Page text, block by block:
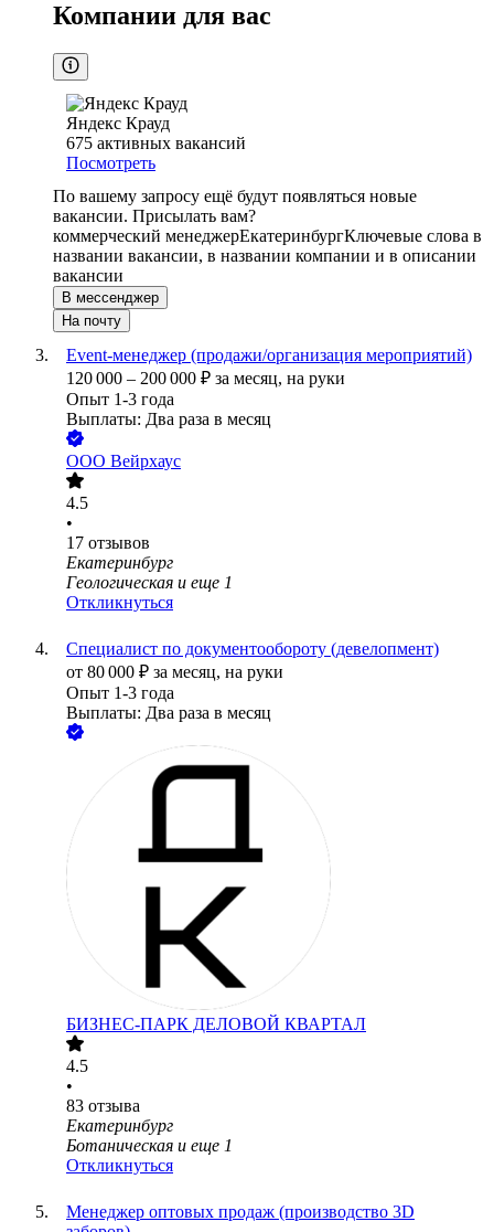
Компании для вас
Яндекс Крауд
675 активных вакансий
Посмотреть
По вашему запросу ещё будут появляться новые
вакансии. Присылать вам?
коммерческий менеджерЕкатеринбургКлючевые слова в
названии вакансии, в названии компании и в описании
вакансии
В мессенджер
На почту
Event-менеджер (продажи/организация мероприятий)
120 000 – 200 000 ₽ за месяц, на руки
Опыт 1-3 года
Выплаты: Два раза в месяц
ООО Вейрхаус
4.5
•
17 отзывов
Екатеринбург
Геологическая и еще 1
Откликнуться
Специалист по документообороту (девелопмент)
от 80 000 ₽ за месяц, на руки
Опыт 1-3 года
Выплаты: Два раза в месяц
БИЗНЕС-ПАРК ДЕЛОВОЙ КВАРТАЛ
4.5
•
83 отзыва
Екатеринбург
Ботаническая и еще 1
Откликнуться
Менеджер оптовых продаж (производство 3D